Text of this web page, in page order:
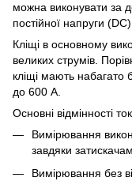
можна виконувати за
постійної напруги
Кліщі в основному
великих струмів.
кліщі мають набагато
до 600 А.
Основні відмінності
Вимірювання
завдяки
Вимірювання без